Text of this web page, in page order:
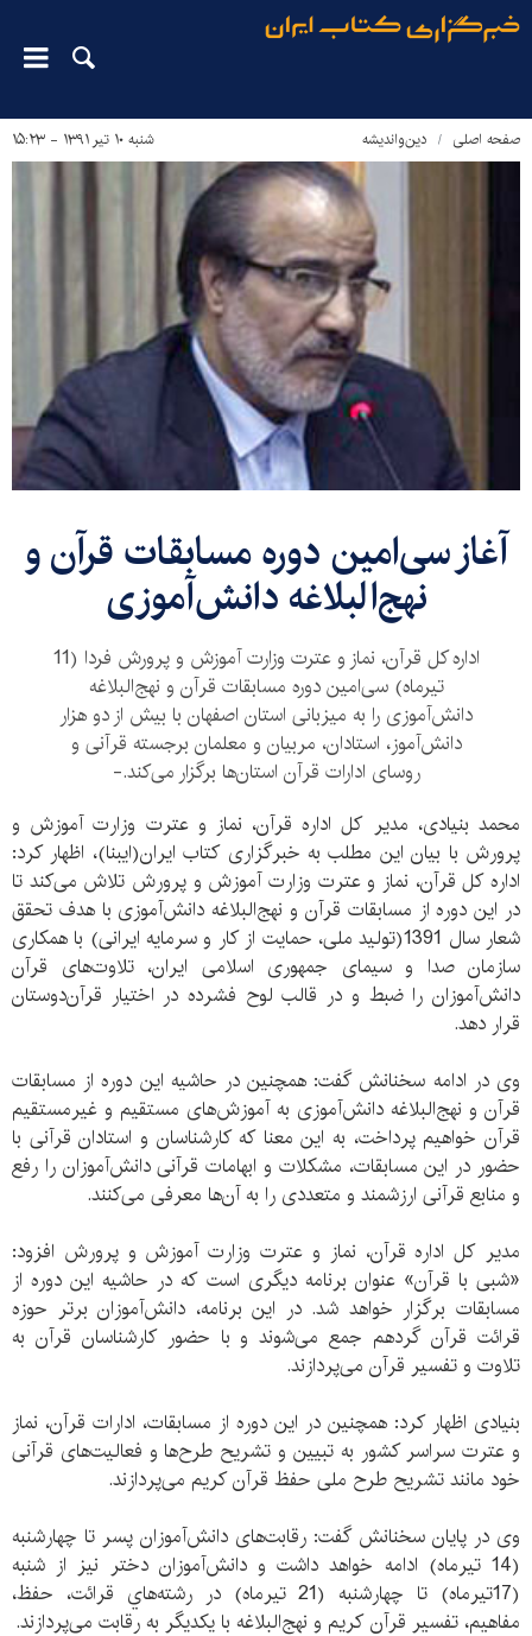
صفحه اصلی دین‌واندیشه شنبه ۱۰ تیر ۱۳۹۱ - ۱۵:۲۳
آغاز سی‌امین دوره مسابقات قرآن و
نهج‌البلاغه دانش‌آموزی
اداره کل قرآن، نماز و عترت وزارت آموزش و پرورش فردا (11
تیرماه) سی‌امین دوره مسابقات قرآن و نهج‌البلاغه
دانش‌آموزی را به میزبانی استان اصفهان با بیش از دو هزار
دانش‌آموز، استادان، مربیان و معلمان برجسته قرآنی و
روسای ادارات قرآن استان‌ها برگزار می‌کند.-
محمد بنیادی، مدير كل اداره قرآن، نماز و عترت وزارت آموزش و
پرورش با بیان این مطلب به خبرگزاری کتاب ایران(ایبنا)، اظهار کرد:
اداره کل قرآن، نماز و عترت وزارت آموزش و پرورش تلاش می‌کند تا
در این دوره از مسابقات قرآن و نهج‌البلاغه دانش‌آموزی با هدف تحقق
شعار سال 1391(تولید ملی، حمایت از کار و سرمایه ایرانی) با همکاری
سازمان صدا و سیمای جمهوری اسلامی ایران، تلاوت‌های قرآن
دانش‌آموزان را ضبط و در قالب لوح فشرده در اختیار قرآن‌دوستان
قرار دهد.
وی در ادامه سخنانش گفت: همچنین در حاشیه این دوره از مسابقات
قرآن و نهج‌البلاغه دانش‌آموزی به آموزش‌های مستقیم و غیرمستقیم
قرآن خواهیم پرداخت، به این معنا که کارشناسان و استادان قرآنی با
حضور در این مسابقات، مشکلات و ابهامات قرآنی دانش‌آموزان را رفع
و منابع قرآنی ارزشمند و متعددی را به آن‌ها معرفی می‌کنند.
مدير كل اداره قرآن، نماز و عترت وزارت آموزش و پرورش افزود:
«شبی با قرآن» عنوان برنامه‌ دیگری است که در حاشیه این دوره از
مسابقات برگزار خواهد شد. در این برنامه، دانش‌آموزان برتر حوزه
قرائت قرآن گردهم جمع می‌شوند و با حضور کارشناسان قرآن به
تلاوت و تفسیر قرآن می‌پردازند.
بنیادی اظهار کرد: همچنین در این دوره از مسابقات، ادارات قرآن، نماز
و عترت سراسر کشور به تبیین و تشریح طرح‌ها و فعالیت‌های قرآنی
خود مانند تشریح طرح ملی حفظ قرآن کریم می‌پردازند.
وی در پایان سخنانش گفت: رقابت‌های دانش‌آموزان پسر تا چهارشنبه
(14 تیرماه) ادامه خواهد داشت و دانش‌آموزان دختر نیز از شنبه
(17تیرماه) تا چهارشنبه (21 تیرماه) در رشته‌هاي قرائت، حفظ،
مفاهيم، تفسير قرآن كريم و نهج‌البلاغه با یکدیگر به رقابت می‌پردازند.